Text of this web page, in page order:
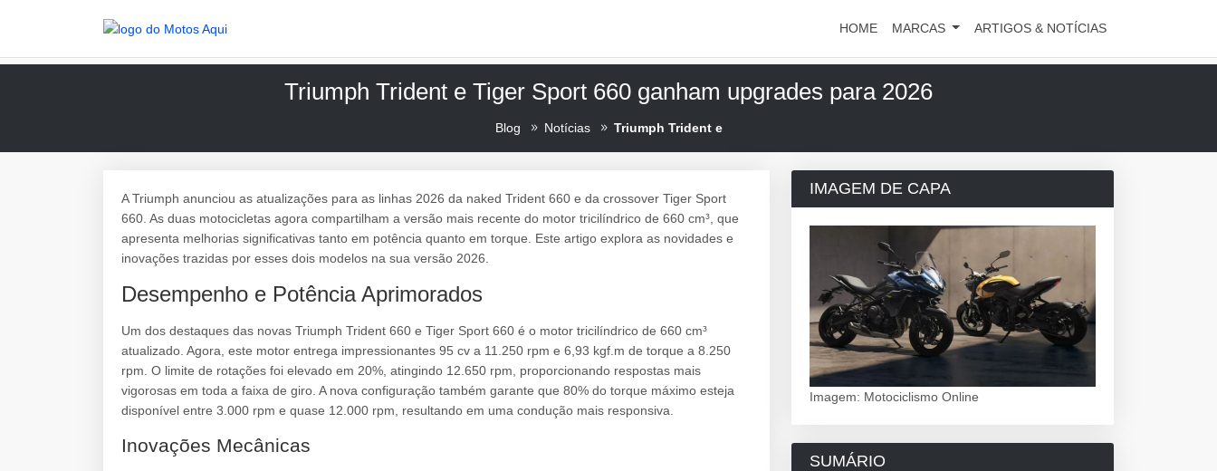
HOME MARCAS ARTIGOS & NOTÍCIAS
Triumph Trident e Tiger Sport 660 ganham upgrades para 2026
Blog Notícias Triumph Trident e
A Triumph anunciou as atualizações para as linhas 2026 da naked Trident 660 e da crossover Tiger Sport
660. As duas motocicletas agora compartilham a versão mais recente do motor tricilíndrico de 660 cm³, que
apresenta melhorias significativas tanto em potência quanto em torque. Este artigo explora as novidades e
inovações trazidas por esses dois modelos na sua versão 2026.
Desempenho e Potência Aprimorados
Um dos destaques das novas Triumph Trident 660 e Tiger Sport 660 é o motor tricilíndrico de 660 cm³
atualizado. Agora, este motor entrega impressionantes 95 cv a 11.250 rpm e 6,93 kgf.m de torque a 8.250
rpm. O limite de rotações foi elevado em 20%, atingindo 12.650 rpm, proporcionando respostas mais
vigorosas em toda a faixa de giro. A nova configuração também garante que 80% do torque máximo esteja
disponível entre 3.000 rpm e quase 12.000 rpm, resultando em uma condução mais responsiva.
Inovações Mecânicas
IMAGEM DE CAPA
Imagem: Motociclismo Online
SUMÁRIO